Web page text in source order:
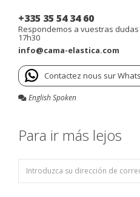
+335 35 54 34 60
Respondemos a vuestras
17h30
info@cama-elastica.com
Contactez nous sur
English Spoken
Para ir más lejos